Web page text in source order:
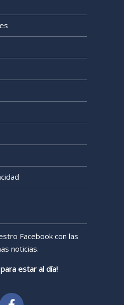
Facebook con las
noticias.
para estar al día!